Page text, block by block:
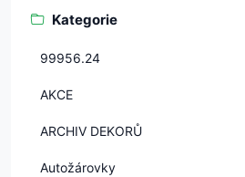
Kategorie
99956.24
AKCE
ARCHIV DEKORŮ
Autožárovky